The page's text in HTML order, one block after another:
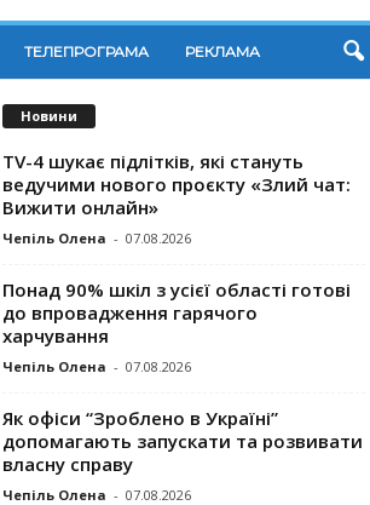
ТЕЛЕПРОГРАМА РЕКЛАМА
Новини
TV-4 шукає підлітків, які стануть
ведучими нового проєкту «Злий чат:
Вижити онлайн»
Чепіль Олена - 07.08.2026
Понад 90% шкіл з усієї області готові
до впровадження гарячого
харчування
Чепіль Олена - 07.08.2026
Як офіси “Зроблено в Україні”
допомагають запускaти та розвивати
власну справу
Чепіль Олена - 07.08.2026